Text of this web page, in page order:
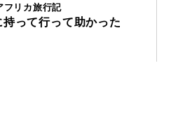
フリカ旅行記
って行って助かった